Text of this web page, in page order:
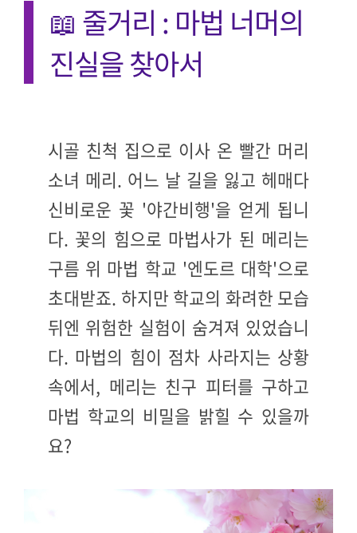
📖 줄거리 : 마법 너머의
진실을 찾아서
시골 친척 집으로 이사 온 빨간 머리
소녀 메리. 어느 날 길을 잃고 헤매다
신비로운 꽃 '야간비행'을 얻게 됩니
다. 꽃의 힘으로 마법사가 된 메리는
구름 위 마법 학교 '엔도르 대학'으로
초대받죠. 하지만 학교의 화려한 모습
뒤엔 위험한 실험이 숨겨져 있었습니
다. 마법의 힘이 점차 사라지는 상황
속에서, 메리는 친구 피터를 구하고
마법 학교의 비밀을 밝힐 수 있을까
요?